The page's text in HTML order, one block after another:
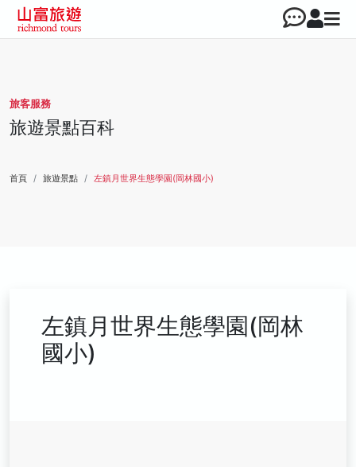
旅客服務
旅遊景點百科
首頁 旅遊景點 左鎮月世界生態學園(岡林國小)
左鎮月世界生態學園(岡林
國小)